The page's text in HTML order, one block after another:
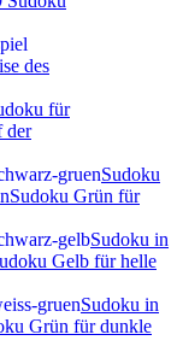
des
für
der
Sudoku
Sudoku Grün für
Sudoku in
Gelb für helle
Sudoku in
Grün für dunkle